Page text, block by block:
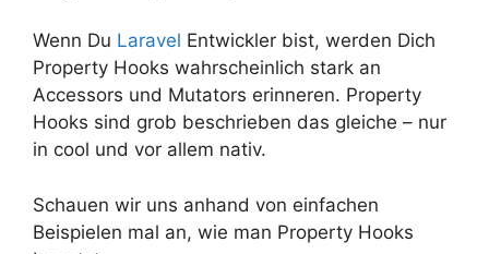
Wenn Du Laravel Entwickler bist, werden Dich
Property Hooks wahrscheinlich stark an
Accessors und Mutators erinneren. Property
Hooks sind grob beschrieben das gleiche – nur
in cool und vor allem nativ.
Schauen wir uns anhand von einfachen
Beispielen mal an, wie man Property Hooks